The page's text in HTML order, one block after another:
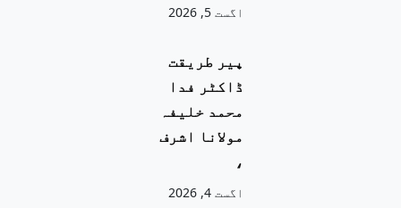
اگست 5, 2026
پیر طریقت
ڈاکٹر فدا
محمد خلیفہ
مولانا اشرف
،
اگست 4, 2026